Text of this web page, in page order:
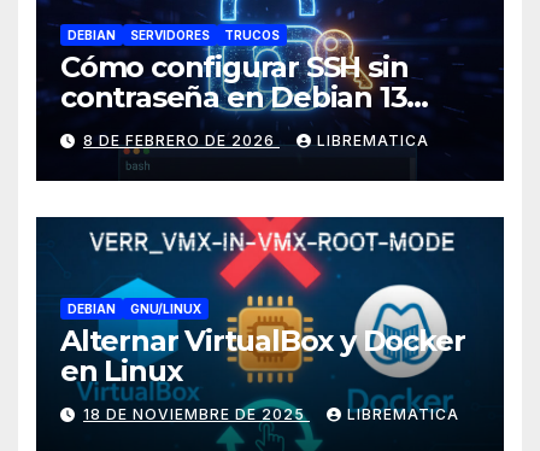
DEBIAN SERVIDORES TRUCOS
Cómo configurar SSH sin
contraseña en Debian 13
(Trixie)
8 DE FEBRERO DE 2026 LIBREMATICA
DEBIAN GNU/LINUX
Alternar VirtualBox y Docker
en Linux
18 DE NOVIEMBRE DE 2025 LIBREMATICA